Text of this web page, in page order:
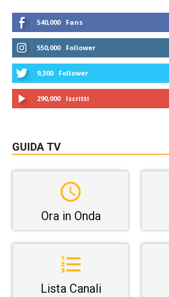
540,000 Fans
550,000 Follower
9,300 Follower
290,000 Iscritti
GUIDA TV
Ora in Onda
Lista Canali